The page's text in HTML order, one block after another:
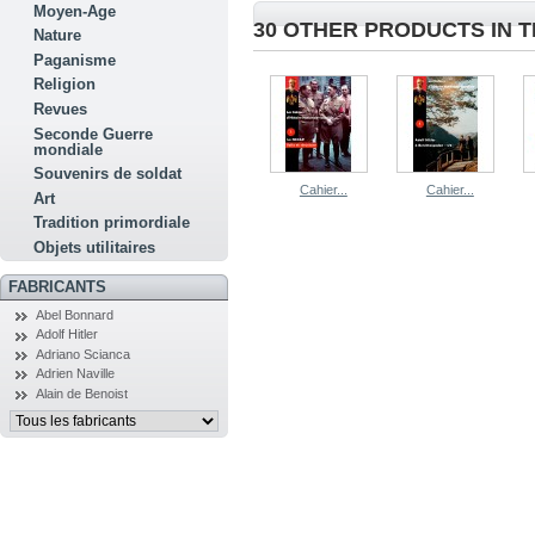
Moyen-Age
Nature
Paganisme
Religion
Revues
Seconde Guerre
mondiale
Souvenirs de soldat
Art
Tradition primordiale
Objets utilitaires
FABRICANTS
Abel Bonnard
Adolf Hitler
Adriano Scianca
Adrien Naville
Alain de Benoist
30 OTHER PRODUCTS IN
Cahier... Cahier...